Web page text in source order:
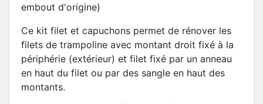
embout d'origine)
Ce kit filet et capuchons permet de rénover les
filets de trampoline avec montant droit fixé à la
périphérie (extérieur) et filet fixé par un anneau
en haut du filet ou par des sangle en haut des
montants.